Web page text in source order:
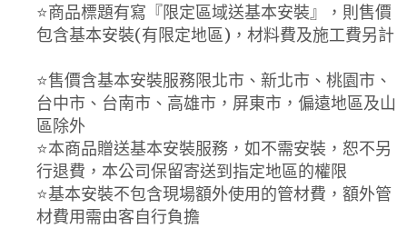
⭐️商品標題有寫『限定區域送基本安裝』，則售價
包含基本安裝(有限定地區)，材料費及施工費另計
⭐️售價含基本安裝服務限北市、新北市、桃園市、
台中市、台南市、高雄市，屏東市，偏遠地區及山
區除外
⭐️本商品贈送基本安裝服務，如不需安裝，恕不另
行退費，本公司保留寄送到指定地區的權限
⭐️基本安裝不包含現場額外使用的管材費，額外管
材費用需由客自行負擔